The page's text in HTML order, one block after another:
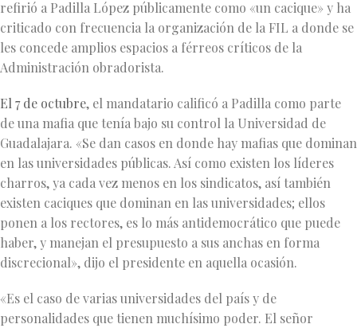
refirió a Padilla López públicamente como «un cacique» y ha
criticado con frecuencia la organización de la FIL a donde se
les concede amplios espacios a férreos críticos de la
Administración obradorista.
El 7 de octubre, el mandatario calificó a Padilla como parte
de una mafia que tenía bajo su control la Universidad de
Guadalajara. «Se dan casos en donde hay mafias que dominan
en las universidades públicas. Así como existen los líderes
charros, ya cada vez menos en los sindicatos, así también
existen caciques que dominan en las universidades; ellos
ponen a los rectores, es lo más antidemocrático que puede
haber, y manejan el presupuesto a sus anchas en forma
discrecional», dijo el presidente en aquella ocasión.
«Es el caso de varias universidades del país y de
personalidades que tienen muchísimo poder. El señor